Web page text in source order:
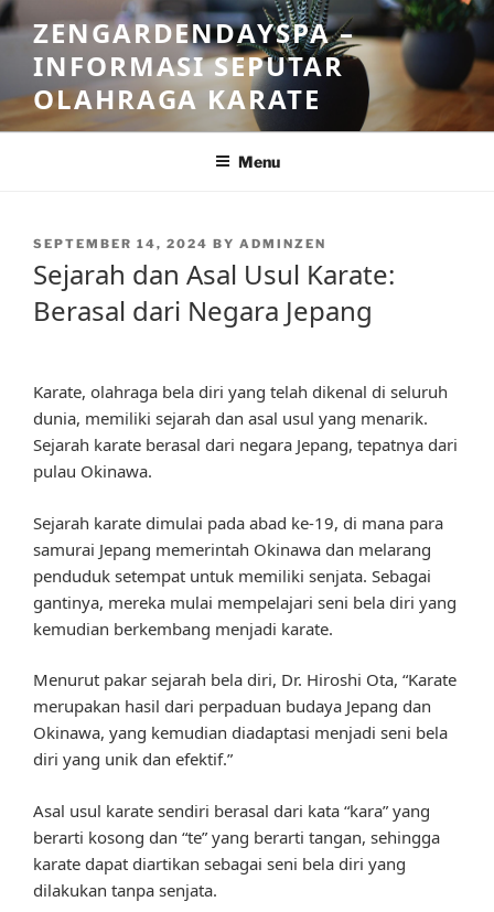
Skip
to
content
ZENGARDENDAYSPA –
INFORMASI SEPUTAR
OLAHRAGA KARATE
Menu
POSTED
SEPTEMBER 14, 2024 BY ADMINZEN
Sejarah dan Asal Usul Karate:
Berasal dari Negara Jepang
Karate, olahraga bela diri yang telah dikenal di seluruh
dunia, memiliki sejarah dan asal usul yang menarik.
Sejarah karate berasal dari negara Jepang, tepatnya dari
pulau Okinawa.
Sejarah karate dimulai pada abad ke-19, di mana para
samurai Jepang memerintah Okinawa dan melarang
penduduk setempat untuk memiliki senjata. Sebagai
gantinya, mereka mulai mempelajari seni bela diri yang
kemudian berkembang menjadi karate.
Menurut pakar sejarah bela diri, Dr. Hiroshi Ota, “Karate
merupakan hasil dari perpaduan budaya Jepang dan
Okinawa, yang kemudian diadaptasi menjadi seni bela
diri yang unik dan efektif.”
Asal usul karate sendiri berasal dari kata “kara” yang
berarti kosong dan “te” yang berarti tangan, sehingga
karate dapat diartikan sebagai seni bela diri yang
dilakukan tanpa senjata.